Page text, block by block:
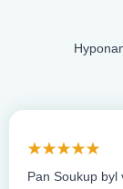
Pan Soukup byl